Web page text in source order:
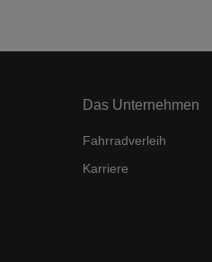
Das Unternehmen
Fahrradverleih
Karriere